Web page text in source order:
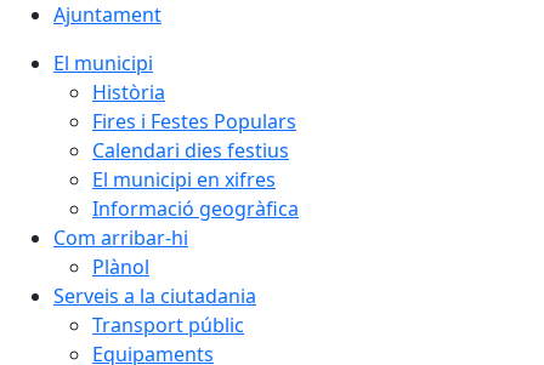
Ajuntament
El municipi
Història
Fires i Festes Populars
Calendari dies festius
El municipi en xifres
Informació geogràfica
Com arribar-hi
Plànol
Serveis a la ciutadania
Transport públic
Equipaments